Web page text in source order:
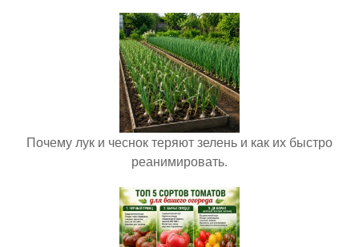
Почему лук и чеснок теряют зелень и как их быстро
реанимировать.